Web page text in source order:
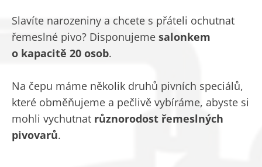
Slavíte narozeniny a chcete s přáteli ochutnat
řemeslné pivo? Disponujeme salonkem
o kapacitě 20 osob.
Na čepu máme několik druhů pivních speciálů,
které obměňujeme a pečlivě vybíráme, abyste si
mohli vychutnat různorodost řemeslných
pivovarů.